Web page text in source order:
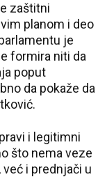
zaštitni
planom i deo
je
formira niti da
poput
da pokaže da
i legitimni
što nema veze
i prednjači u